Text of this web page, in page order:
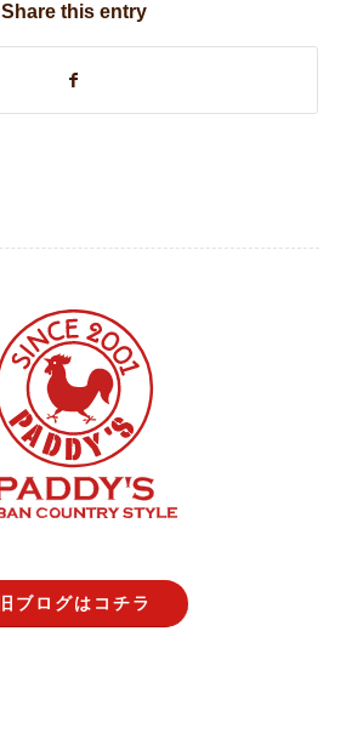
Share this entry
旧ブログはコチラ